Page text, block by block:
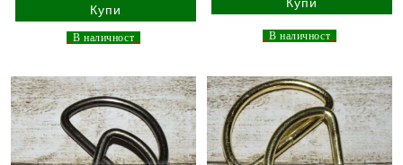
В наличност В наличност